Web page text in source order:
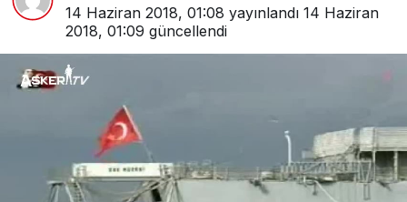
14 Haziran 2018, 01:08 yayınlandı 14 Haziran
2018, 01:09 güncellendi